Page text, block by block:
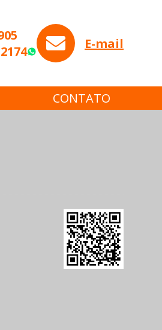
WhatsApp
E-mail
CONTATO